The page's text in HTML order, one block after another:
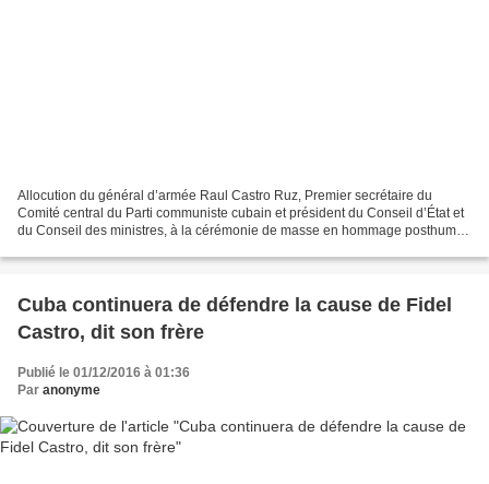
Allocution du général d’armée Raul Castro Ruz, Premier secrétaire du
Comité central du Parti communiste cubain et président du Conseil d’État et
du Conseil des ministres, à la cérémonie de masse en hommage posthume
Cuba continuera de défendre la cause de Fidel
Castro, dit son frère
Publié le 01/12/2016 à 01:36
Par anonyme